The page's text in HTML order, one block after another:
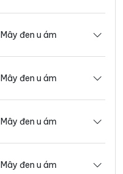
Mây đen u ám
Mây đen u ám
Mây đen u ám
Mây đen u ám